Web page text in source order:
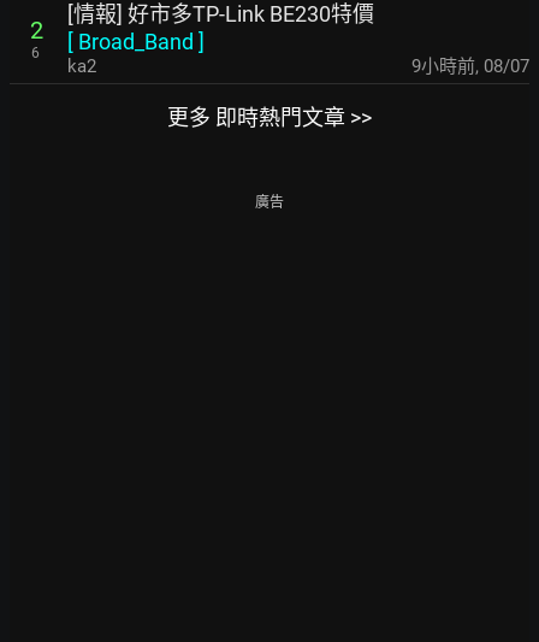
2
6
[情報] 好市多TP-Link BE230特價
[ Broad_Band ]
ka2 9小時前, 08/07
更多 即時熱門文章 >>
廣告